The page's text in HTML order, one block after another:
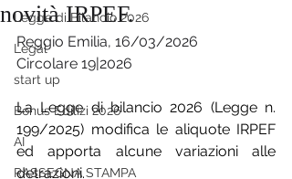
Legge di Bilancio 2026
Legal
start up
Bonus Edilizi 2026
AI
RASSEGNA STAMPA
novità IRPEF.
Reggio Emilia, 16/03/2026
Circolare 19|2026
La Legge di bilancio 2026 (Legge n.
199/2025) modifica le aliquote IRPEF
ed apporta alcune variazioni alle
detrazioni.